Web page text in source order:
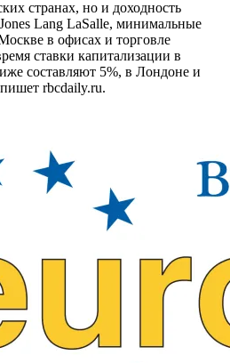
странах, но и доходность
Lang LaSalle, минимальные
в офисах и торговле
ставки капитализации в
составляют 5%, в Лондоне и
rbcdaily.ru.